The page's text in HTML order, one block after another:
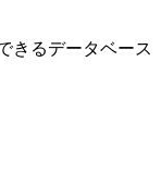
きるデータベース